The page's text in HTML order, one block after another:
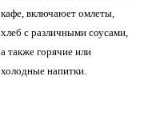
кафе, включаюет омлеты,
хлеб с различными соусами,
а также горячие или
холодные напитки.